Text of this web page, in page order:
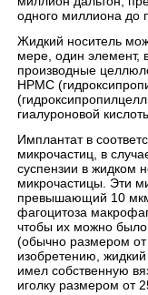
одного миллиона до
Жидкий носитель
мере, один элемент,
производные
НРМС
гиалуроновой
Имплантат в
микрочастиц, в
суспензии в жидком
микрочастицы. Эти
превышающий 10
фагоцитоза
чтобы их можно
(обычно размером от
изобретению,
имел собственную
иголку размером от